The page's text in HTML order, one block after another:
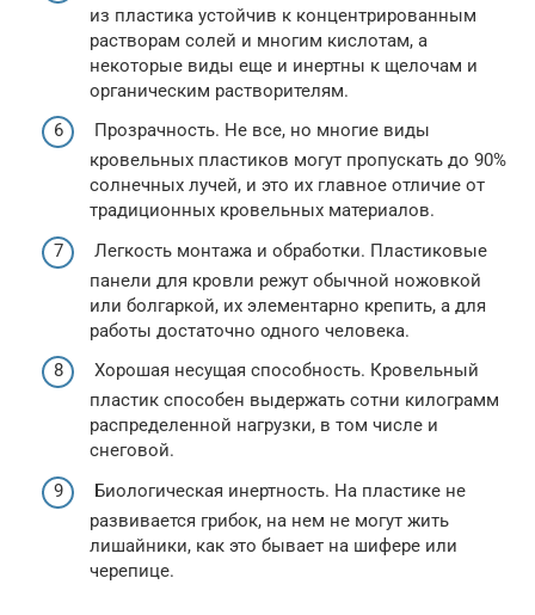
из пластика устойчив к концентрированным
растворам солей и многим кислотам, а
некоторые виды еще и инертны к щелочам и
органическим растворителям.
Прозрачность. Не все, но многие виды
кровельных пластиков могут пропускать до 90%
солнечных лучей, и это их главное отличие от
традиционных кровельных материалов.
Легкость монтажа и обработки. Пластиковые
панели для кровли режут обычной ножовкой
или болгаркой, их элементарно крепить, а для
работы достаточно одного человека.
Хорошая несущая способность. Кровельный
пластик способен выдержать сотни килограмм
распределенной нагрузки, в том числе и
снеговой.
Биологическая инертность. На пластике не
развивается грибок, на нем не могут жить
лишайники, как это бывает на шифере или
черепице.